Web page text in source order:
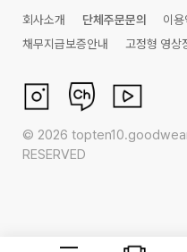
회사소개 단체주문문의 이
채무지급보증안내
고정형 영상
© 2026
RESERVED